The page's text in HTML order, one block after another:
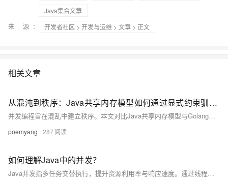
Java集合文章
来 源：
开发者社区 > 开发与运维 > 文章 > 正文
相关文章
从混沌到秩序：Java共享内存模型如何通过显式约束驯服并发？
并发编程旨在混乱中建立秩序。本文对比Java共享内存模型与Golang消息传递模型，剖析显式同步与隐式因果的哲学差异，揭示happens-before等机制如何保障内存可见性与数据一致性，展现两大范式的深层分野。（238字）
poemyang 287
如何理解Java中的并发？
Java并发指多任务交替执行，提升资源利用率与响应速度。通过线程实现，涉及线程安全、可见性、原子性等问题，需用synchronized、volatile、线程池及并发工具类解决，是高并发系统开发的关键基础。（238字）